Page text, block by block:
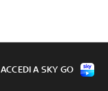
ACCEDI A SKY GO